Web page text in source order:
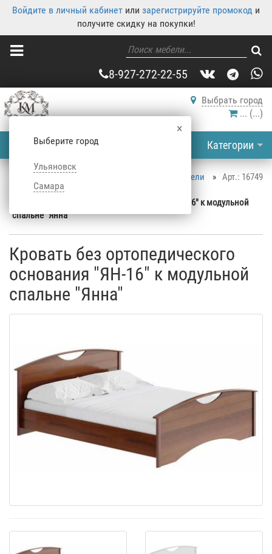
Войдите в личный кабинет или зарегистрируйте промокод и
получите скидку на покупки!
8-927-272-22-55
Выбрать город
×
Выберите город
Ульяновск
Самара
... (...)
Категории
Арт.: 16749
Каталог корпусной мебели
»
Кровати
» Двуспальные кровати
Кровать без ортопедического основания "ЯН-16" к модульной
спальне "Янна"
Кровать без ортопедического
основания "ЯН-16" к модульной
спальне "Янна"